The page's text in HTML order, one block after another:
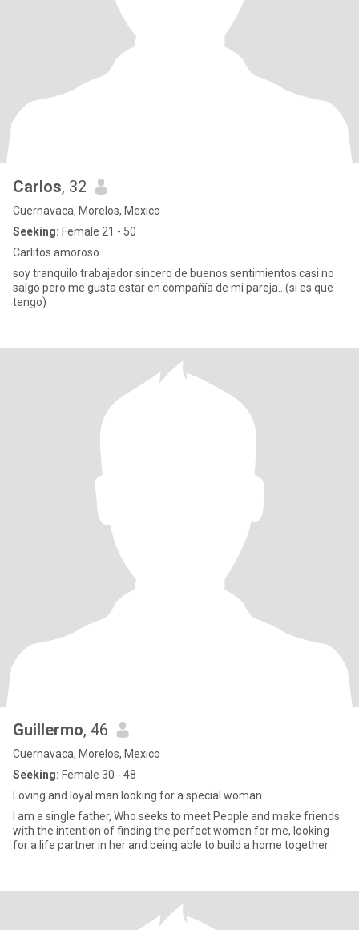
Carlos, 32
Cuernavaca, Morelos, Mexico
Seeking: Female 21 - 50
Carlitos amoroso
soy tranquilo trabajador sincero de buenos sentimientos casi no
salgo pero me gusta estar en compañía de mi pareja...(si es que
tengo)
Guillermo, 46
Cuernavaca, Morelos, Mexico
Seeking: Female 30 - 48
Loving and loyal man looking for a special woman
I am a single father, Who seeks to meet People and make friends
with the intention of finding the perfect women for me, looking
for a life partner in her and being able to build a home together.